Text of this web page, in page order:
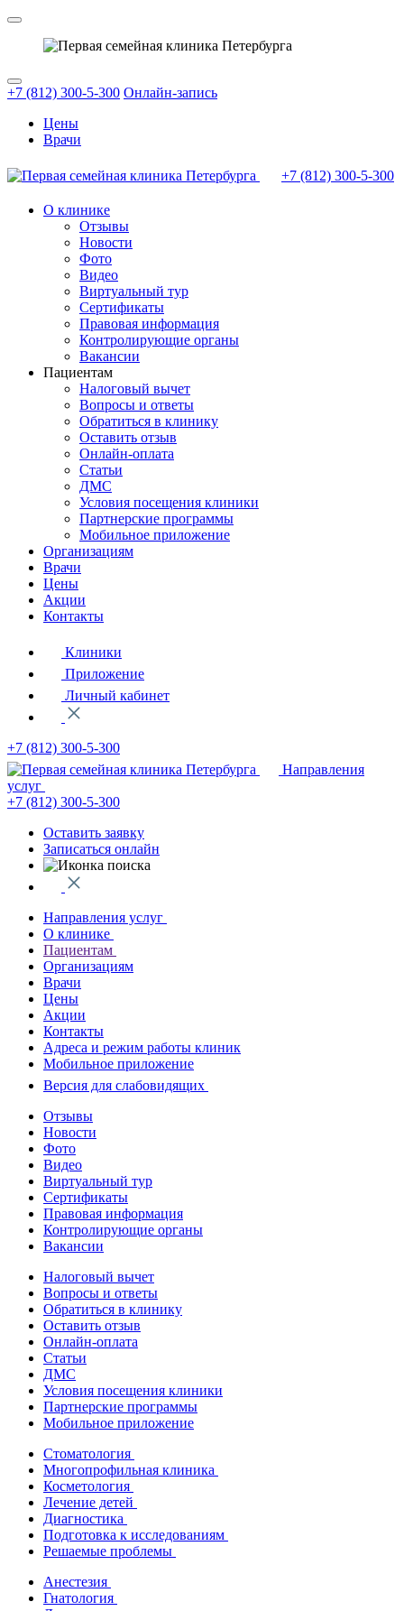
+7 (812) 300-5-300 Онлайн-запись
Цены
Врачи
+7 (812) 300-5-300
О клинике
Отзывы
Новости
Фото
Видео
Виртуальный тур
Сертификаты
Правовая информация
Контролирующие органы
Вакансии
Пациентам
Налоговый вычет
Вопросы и ответы
Обратиться в клинику
Оставить отзыв
Онлайн-оплата
Статьи
ДМС
Условия посещения клиники
Партнерские программы
Мобильное приложение
Организациям
Врачи
Цены
Акции
Контакты
Клиники
Приложение
Личный кабинет
+7 (812) 300-5-300
Направления
услуг
+7 (812) 300-5-300
Оставить заявку
Записаться онлайн
Направления услуг
О клинике
Пациентам
Организациям
Врачи
Цены
Акции
Контакты
Адреса и режим работы клиник
Мобильное приложение
Версия для слабовидящих
Отзывы
Новости
Фото
Видео
Виртуальный тур
Сертификаты
Правовая информация
Контролирующие органы
Вакансии
Налоговый вычет
Вопросы и ответы
Обратиться в клинику
Оставить отзыв
Онлайн-оплата
Статьи
ДМС
Условия посещения клиники
Партнерские программы
Мобильное приложение
Стоматология
Многопрофильная клиника
Косметология
Лечение детей
Диагностика
Подготовка к исследованиям
Решаемые проблемы
Анестезия
Гнатология